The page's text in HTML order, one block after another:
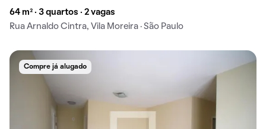
64 m² · 3 quartos · 2 vagas
Rua Arnaldo Cintra, Vila Moreira · São Paulo
Compre já alugado